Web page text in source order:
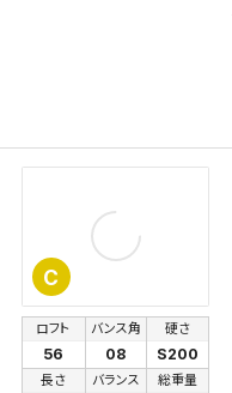
C
ロフト
56
バンス角
08
硬さ
S200
長さ バランス 総重量